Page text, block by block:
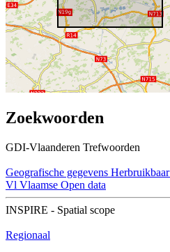
Zoekwoorden
GDI-Vlaanderen Trefwoorden
Geografische gegevens Herbruikbaar
Vl Vlaamse Open data
INSPIRE - Spatial scope
Regionaal